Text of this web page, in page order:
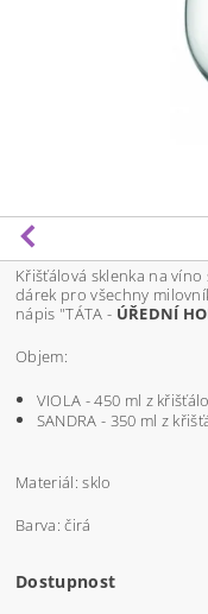
Křišťálová sklenka na
dárek pro všechny
nápis "TÁTA - ÚŘEDNÍ
Objem:
VIOLA - 450 ml z
SANDRA - 350 ml z
Materiál: sklo
Barva: čirá
Dostupnost